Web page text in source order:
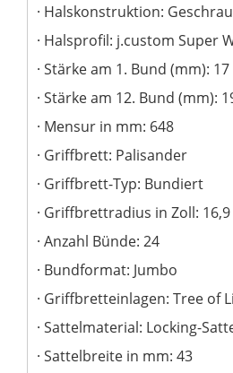
Halskonstruktion:
Halsprofil: j.custom Super
Stärke am 1. Bund (mm): 17
Stärke am 12. Bund (mm):
Mensur in mm: 648
Griffbrett: Palisander
Griffbrett-Typ: Bundiert
Griffbrettradius in Zoll: 16,9
Anzahl Bünde: 24
Bundformat: Jumbo
Griffbretteinlagen: Tree of
Sattelmaterial: Locking-
Sattelbreite in mm: 43